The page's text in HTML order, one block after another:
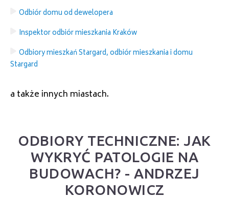
Odbiór domu od dewelopera
Inspektor odbiór mieszkania Kraków
Odbiory mieszkań Stargard, odbiór mieszkania i domu
Stargard
a także innych miastach.
ODBIORY TECHNICZNE: JAK
WYKRYĆ PATOLOGIE NA
BUDOWACH? - ANDRZEJ
KORONOWICZ